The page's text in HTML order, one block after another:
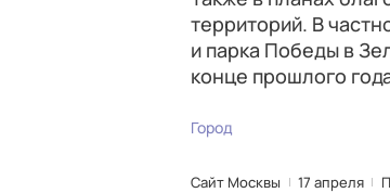
территорий. В
и парка Победы в
конце прошлого
Город
Сайт Москвы 17 апреля